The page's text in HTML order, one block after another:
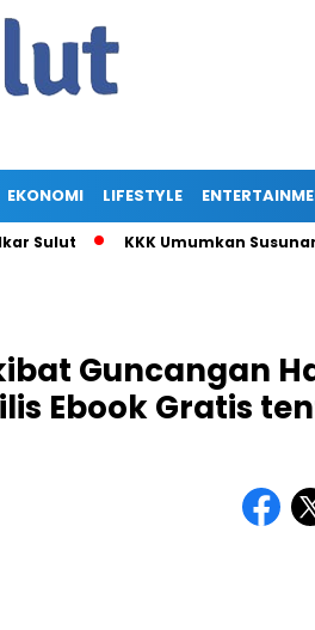
EKONOMI LIFESTYLE
KKK Umumkan Susunan
Guncangan
Ebook Gratis